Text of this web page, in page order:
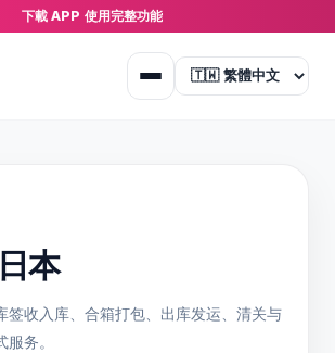
下載 APP 使用完整功能
本
签收入库、合箱打包、出库发运、清关与
务。